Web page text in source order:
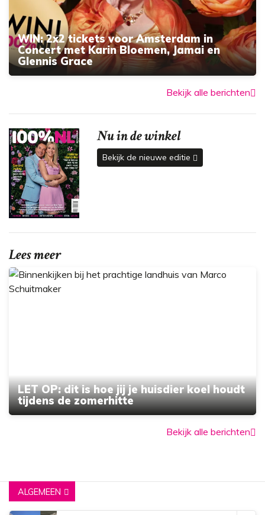
WIN: 2x2 tickets voor Amsterdam in
Concert met Karin Bloemen, Jamai en
Glennis Grace
Bekijk alle berichten
Nu in de winkel
Bekijk de nieuwe editie
Lees meer
LET OP: dit is hoe jij je huisdier koel houdt
tijdens de zomerhitte
Bekijk alle berichten
ALGEMEEN